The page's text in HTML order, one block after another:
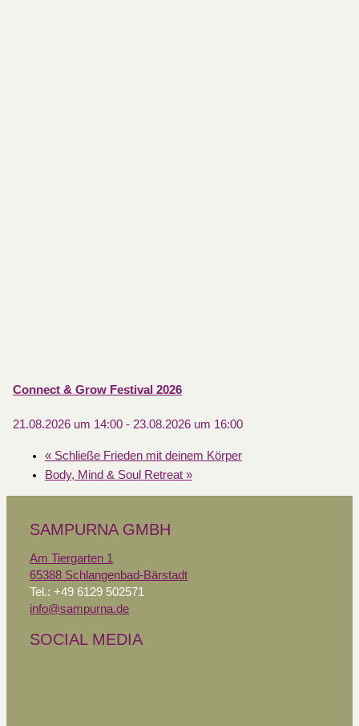
Connect & Grow Festival 2026
21.08.2026 um 14:00- 23.08.2026 um 16:00
«Schließe Frieden mit deinem Körper
Body, Mind & Soul Retreat »
SAMPURNA GMBH
Am Tiergarten 1
65388 Schlangenbad-Bärstadt
Tel.: +49 6129 502571
info@sampurna.de
SOCIAL MEDIA